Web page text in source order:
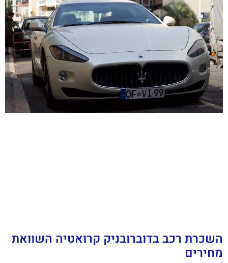
השכרת רכב בדוברובניק קרואטיה השוואת
מחירים